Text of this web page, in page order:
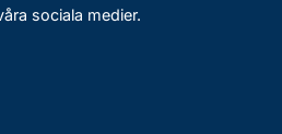
sociala medier.